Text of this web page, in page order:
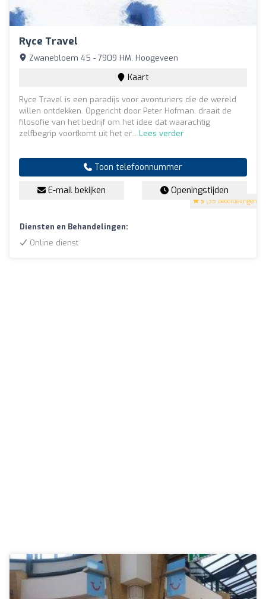
Ryce Travel
5 (35 beoordelingen)
Zwanebloem 45 - 7909 HM, Hoogeveen
Kaart
Ryce Travel is een paradijs voor avonturiers die de wereld
willen ontdekken. Opgericht door Peter Hofman, draait de
filosofie van het bedrijf om het idee dat waarachtig
zelfbegrip voortkomt uit het er... Lees verder
Toon telefoonnummer
E-mail bekijken Openingstijden
Diensten en Behandelingen:
Online dienst